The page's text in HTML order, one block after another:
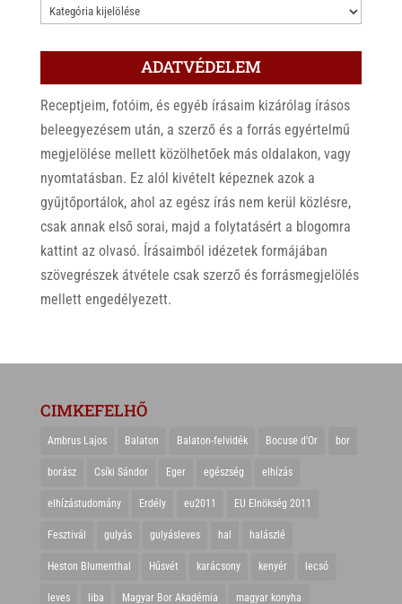
KATEGÓRIÁK
ADATVÉDELEM
Receptjeim, fotóim, és egyéb írásaim kizárólag írásos
beleegyezésem után, a szerző és a forrás egyértelmű
megjelölése mellett közölhetőek más oldalakon, vagy
nyomtatásban. Ez alól kivételt képeznek azok a
gyűjtőportálok, ahol az egész írás nem kerül közlésre,
csak annak első sorai, majd a folytatásért a blogomra
kattint az olvasó. Írásaimból idézetek formájában
szövegrészek átvétele csak szerző és forrásmegjelölés
mellett engedélyezett.
CIMKEFELHŐ
Ambrus Lajos Balaton Balaton-felvidék Bocuse d'Or bor
borász Csíki Sándor Eger egészség elhízás
elhízástudomány Erdély eu2011 EU Elnökség 2011
Fesztivál gulyás gulyásleves hal halászlé
Heston Blumenthal Húsvét karácsony kenyér lecsó
leves liba Magyar Bor Akadémia magyar konyha